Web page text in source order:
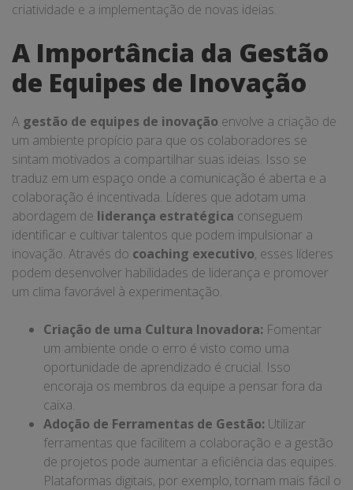
criatividade e a implementação de novas ideias.
A Importância da Gestão
de Equipes de Inovação
A gestão de equipes de inovação envolve a criação de
um ambiente propício para que os colaboradores se
sintam motivados a compartilhar suas ideias. Isso se
traduz em um espaço onde a comunicação é aberta e a
colaboração é incentivada. Líderes que adotam uma
abordagem de liderança estratégica conseguem
identificar e cultivar talentos que podem impulsionar a
inovação. Através do coaching executivo, esses líderes
podem desenvolver habilidades de liderança e promover
um clima favorável à experimentação.
Criação de uma Cultura Inovadora: Fomentar
um ambiente onde o erro é visto como uma
oportunidade de aprendizado é crucial. Isso
encoraja os membros da equipe a pensar fora da
caixa.
Adoção de Ferramentas de Gestão: Utilizar
ferramentas que facilitem a colaboração e a gestão
de projetos pode aumentar a eficiência das equipes.
Plataformas digitais, por exemplo, tornam mais fácil o